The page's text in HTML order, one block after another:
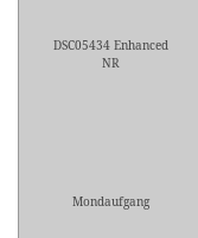
DSC05434 Enhanced
NR
Mondaufgang